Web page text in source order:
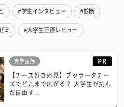
#学生インタビュー #診断
ミ #大学生正直レビュー
大学生活 PR
【チーズ好き必見】ブッラータチー
ズでどこまで広がる？ 大学生が挑ん
だ自由す...